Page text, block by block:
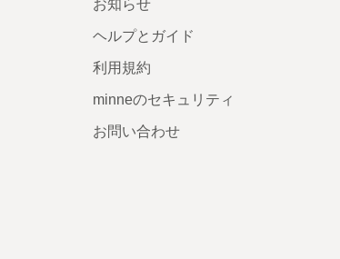
お知らせ
ヘルプとガイド
利用規約
minneのセキュリティ
お問い合わせ